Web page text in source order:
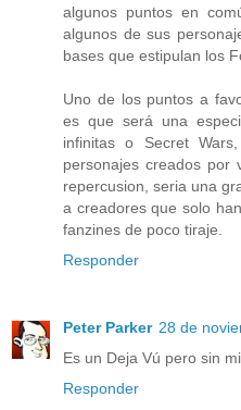
algunos puntos en
algunos de sus
bases que estipulan los
Uno de los puntos a
es que será una
infinitas o Secret
personajes creados por
repercusion, seria una
a creadores que solo
fanzines de poco tiraje.
Responder
Peter Parker 28 de
Es un Deja Vú pero sin
Responder